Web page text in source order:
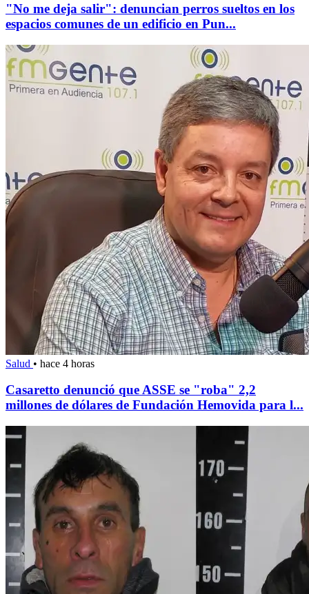
"No me deja salir": denuncian perros sueltos en los
espacios comunes de un edificio en Pun...
Salud • hace 4 horas
Casaretto denunció que ASSE se "roba" 2,2
millones de dólares de Fundación Hemovida para l...